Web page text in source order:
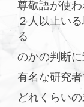
尊敬語が使
２人以上い
る
のかの判断に
有名な研究者
どれくらい